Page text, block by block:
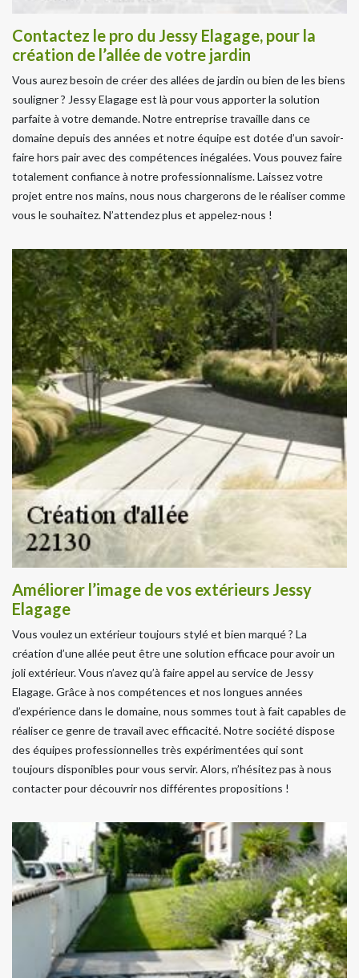
Contactez le pro du Jessy Elagage, pour la
création de l’allée de votre jardin
Vous aurez besoin de créer des allées de jardin ou bien de les biens
souligner ? Jessy Elagage est là pour vous apporter la solution
parfaite à votre demande. Notre entreprise travaille dans ce
domaine depuis des années et notre équipe est dotée d’un savoir-
faire hors pair avec des compétences inégalées. Vous pouvez faire
totalement confiance à notre professionnalisme. Laissez votre
projet entre nos mains, nous nous chargerons de le réaliser comme
vous le souhaitez. N’attendez plus et appelez-nous !
Améliorer l’image de vos extérieurs Jessy
Elagage
Vous voulez un extérieur toujours stylé et bien marqué ? La
création d’une allée peut être une solution efficace pour avoir un
joli extérieur. Vous n’avez qu’à faire appel au service de Jessy
Elagage. Grâce à nos compétences et nos longues années
d’expérience dans le domaine, nous sommes tout à fait capables de
réaliser ce genre de travail avec efficacité. Notre société dispose
des équipes professionnelles très expérimentées qui sont
toujours disponibles pour vous servir. Alors, n’hésitez pas à nous
contacter pour découvrir nos différentes propositions !